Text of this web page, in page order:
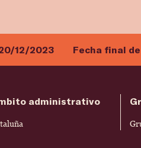
12/2023 Fecha final
administrativo